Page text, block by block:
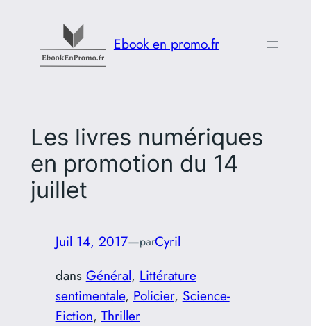
contenu
Ebook en promo.fr
Les livres numériques
en promotion du 14
juillet
Juil 14, 2017—parCyril
dans Général, Littérature
sentimentale, Policier, Science-
Fiction, Thriller